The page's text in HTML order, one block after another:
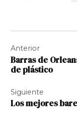
de
entradas
Anterior
Barras de
de plástico
Siguiente
Los mejores